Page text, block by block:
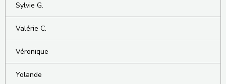
Sylvie G.
Valérie C.
Véronique
Yolande